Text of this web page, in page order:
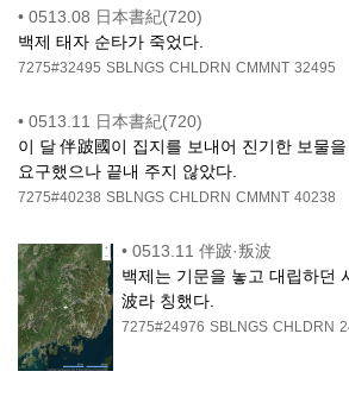
• 0513.08 日本書紀(720)
백제 태자 순타가 죽었다.
7275#32495 SBLNGS CHLDRN CMMNT 32495
• 0513.11 日本書紀(720)
이 달 伴跛國이 집지를 보내어 진기한 보물
요구했으나 끝내 주지 않았다.
7275#40238 SBLNGS CHLDRN CMMNT 40238
• 0513.11 伴跛·叛波
백제는 기문을 놓고 대립하던
波라 칭했다.
7275#24976 SBLNGS CHLDRN